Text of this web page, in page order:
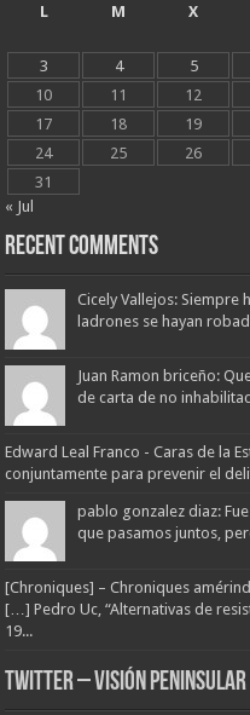
L
M X
3
4 5
10
11 12
17
18 19
24
25 26
31
« Jul
Recent Comments
Cicely Vallejos: Siempre
ladrones se hayan
Juan Ramon briceño:
de carta de no
Edward Leal Franco - Caras de la
conjuntamente para prevenir el
pablo gonzalez diaz:
que pasamos juntos,
[Chroniques] – Chroniques
[…] Pedro Uc, “Alternativas de
19...
Twitter – Visión Peninsular